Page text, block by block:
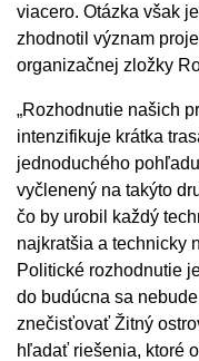
viacero. Otázka však
zhodnotil význam
organizačnej zložky
„Rozhodnutie našich
intenzifikuje krátka
jednoduchého
vyčlenený na takýto
čo by urobil každý
najkratšia a technicky
Politické rozhodnutie
do budúcna sa
znečisťovať Žitný
hľadať riešenia, ktoré